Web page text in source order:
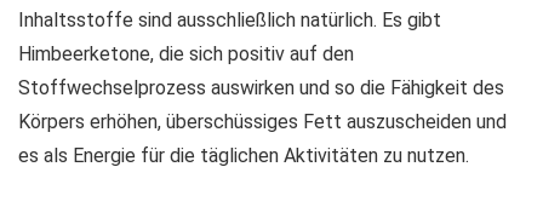
Inhaltsstoffe sind ausschließlich natürlich. Es gibt
Himbeerketone, die sich positiv auf den
Stoffwechselprozess auswirken und so die Fähigkeit des
Körpers erhöhen, überschüssiges Fett auszuscheiden und
es als Energie für die täglichen Aktivitäten zu nutzen.